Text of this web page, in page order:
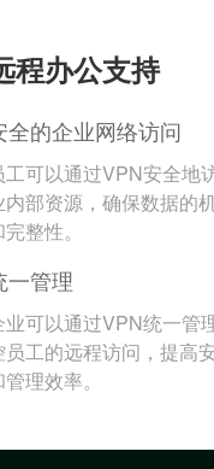
程办公支持
全的企业网络访问
工可以通过VPN安全地
内部资源，确保数据的
整性。
一管理
业可以通过VPN统一管
员工的远程访问，提高
理效率。